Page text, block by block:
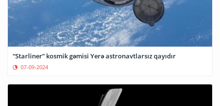
“Starliner” kosmik gəmisi Yerə astronavtlarsız qayıdır
07-09-2024